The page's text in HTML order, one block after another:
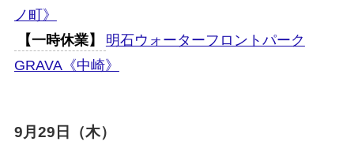
ノ町》
【一時休業】
明石ウォーターフロントパーク
GRAVA《中崎》
9月29日（木）